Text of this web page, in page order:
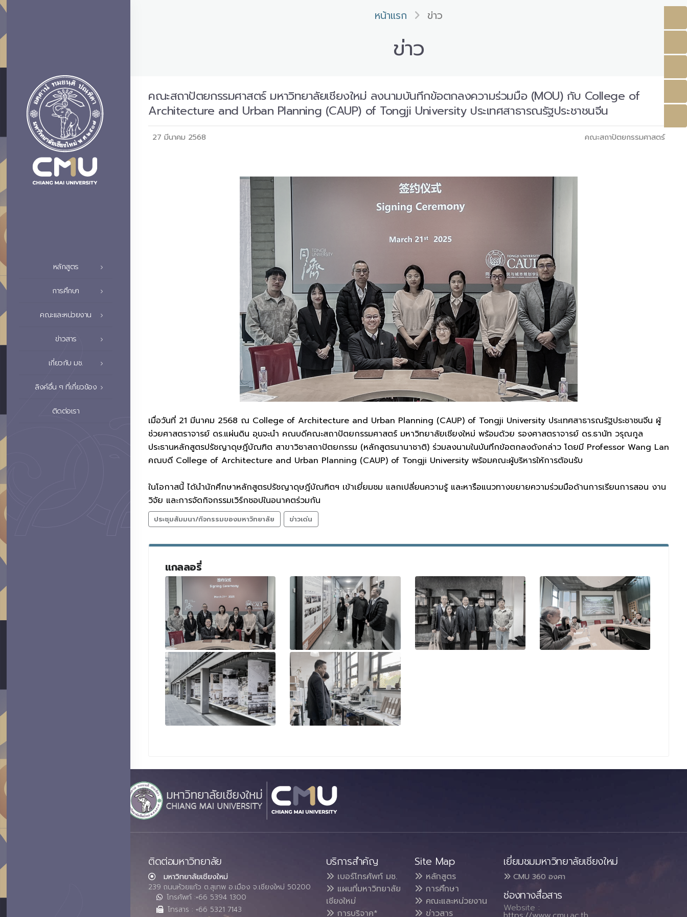
หลักสูตร
การศึกษา
คณะและหน่วยงาน
ข่าวสาร
เกี่ยวกับ มช.
ลิงค์อื่น ๆ ที่เกี่ยวข้อง
ติดต่อเรา
หน้าแรก ข่าว
ข่าว
คณะสถาปัตยกรรมศาสตร์ มหาวิทยาลัยเชียงใหม่ ลงนามบันทึกข้อตกลงความร่วมมือ (MOU) กับ College of
Architecture and Urban Planning (CAUP) of Tongji University ประเทศสาธารณรัฐประชาชนจีน
27 มีนาคม 2568 คณะสถาปัตยกรรมศาสตร์
เมื่อวันที่ 21 มีนาคม 2568 ณ College of Architecture and Urban Planning (CAUP) of Tongji University ประเทศสาธารณรัฐประชาชนจีน ผู้
ช่วยศาสตราจารย์ ดร.แผ่นดิน อุนจะนำ คณบดีคณะสถาปัตยกรรมศาสตร์ มหาวิทยาลัยเชียงใหม่ พร้อมด้วย รองศาสตราจารย์ ดร.ธานัท วรุณกูล
ประธานหลักสูตรปรัชญาดุษฎีบัณฑิต สาขาวิชาสถาปัตยกรรม (หลักสูตรนานาชาติ) ร่วมลงนามในบันทึกข้อตกลงดังกล่าว โดยมี Professor Wang Lan
คณบดี College of Architecture and Urban Planning (CAUP) of Tongji University พร้อมคณะผู้บริหารให้การต้อนรับ
ในโอกาสนี้ ได้นำนักศึกษาหลักสูตรปรัชญาดุษฎีบัณฑิตฯ เข้าเยี่ยมชม แลกเปลี่ยนความรู้ และหารือแนวทางขยายความร่วมมือด้านการเรียนการสอน งาน
วิจัย และการจัดกิจกรรมเวิร์กชอปในอนาคตร่วมกัน
ประชุมสัมมนา/กิจกรรมของมหาวิทยาลัย ข่าวเด่น
แกลลอรี่
ติดต่อมหาวิทยาลัย
มหาวิทยาลัยเชียงใหม่
239 ถนนห้วยแก้ว ต.สุเทพ อ.เมือง จ.เชียงใหม่ 50200
โทรศัพท์ :+66 5394 1300
โทรสาร : +66 5321 7143
บริการสำคัญ
เบอร์โทรศัพท์ มช.
แผนที่มหาวิทยาลัย
เชียงใหม่
การบริจาค*
Site Map
หลักสูตร
การศึกษา
คณะและหน่วยงาน
ข่าวสาร
เยี่ยมชมมหาวิทยาลัยเชียงใหม่
CMU 360 องศา
ช่องทางสื่อสาร
Website :